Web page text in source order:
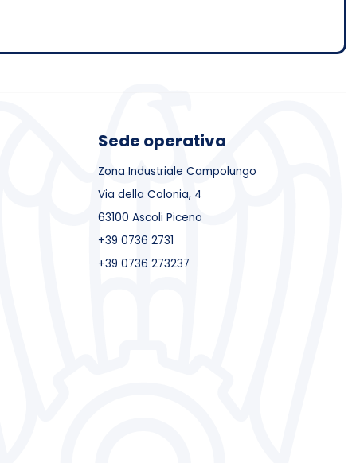
Sede operativa
Zona Industriale Campolungo
Via della Colonia, 4
63100 Ascoli Piceno
+39 0736 2731
+39 0736 273237